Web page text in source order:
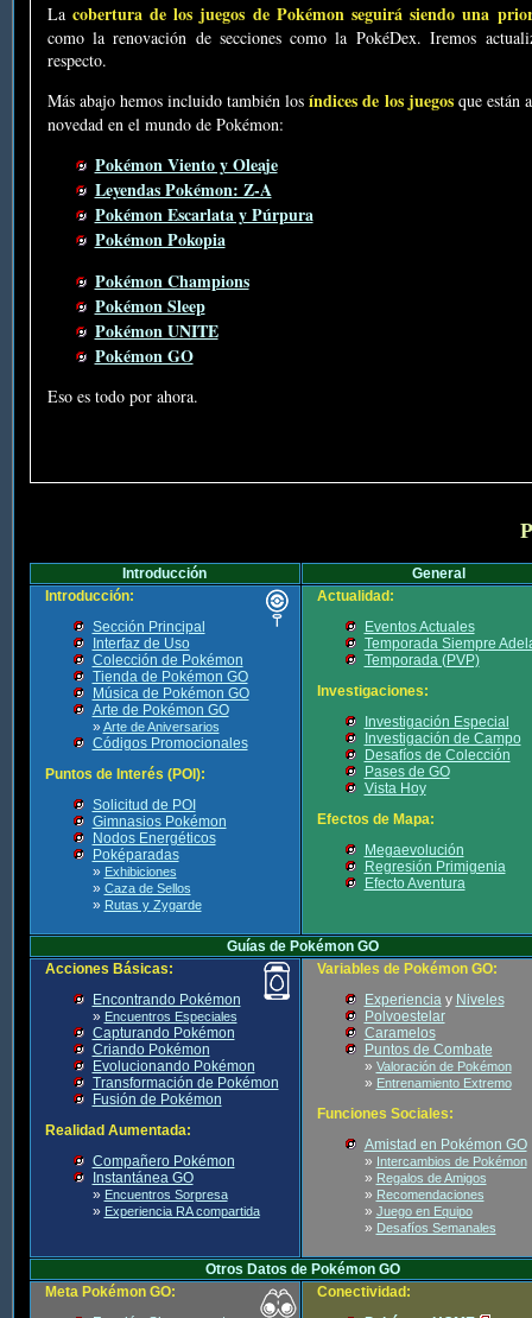
La cobertura de los juegos de Pokémon seguirá siendo una
como la renovación de secciones como la PokéDex. Iremos
respecto.
Más abajo hemos incluido también losíndices de los juegosque están
novedad en el mundo de Pokémon:
Pokémon Viento y Oleaje
Leyendas Pokémon: Z-A
Pokémon Escarlata y Púrpura
Pokémon Pokopia
Pokémon Champions
Pokémon Sleep
Pokémon UNITE
Pokémon GO
Eso es todo por ahora.
Introducción
General
Introducción:
Sección Principal
Interfaz de Uso
Colección de Pokémon
Tienda de Pokémon GO
Música de Pokémon GO
Arte de Pokémon GO
» Arte de Aniversarios
Códigos Promocionales
Puntos de Interés (POI):
Solicitud de POI
Gimnasios Pokémon
Nodos Energéticos
Poképaradas
» Exhibiciones
» Caza de Sellos
» Rutas y Zygarde
Actualidad:
Eventos Actuales
Temporada Siempre
Temporada (PVP)
Investigaciones:
Investigación Especial
Investigación de Campo
Desafíos de Colección
Pases de GO
Vista Hoy
Efectos de Mapa:
Megaevolución
Regresión Primigenia
Efecto Aventura
Guías de Pokémon GO
Acciones Básicas:
Encontrando Pokémon
» Encuentros Especiales
Capturando Pokémon
Criando Pokémon
Evolucionando Pokémon
Transformación de Pokémon
Fusión de Pokémon
Realidad Aumentada:
Compañero Pokémon
Instantánea GO
» Encuentros Sorpresa
» Experiencia RA compartida
Variables de Pokémon GO:
Experienciay Niveles
Polvoestelar
Caramelos
Puntos de Combate
» Valoración de Pokémon
» Entrenamiento Extremo
Funciones Sociales:
Amistad en Pokémon GO
» Intercambios de Pokémon
» Regalos de Amigos
» Recomendaciones
» Juego en Equipo
» Desafíos Semanales
Otros Datos de Pokémon GO
Meta Pokémon GO:
Conectividad: